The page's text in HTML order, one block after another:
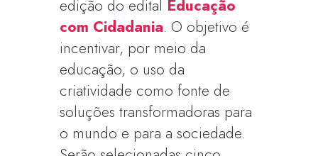
edição do edital Educação
com Cidadania. O objetivo é
incentivar, por meio da
educação, o uso da
criatividade como fonte de
soluções transformadoras para
o mundo e para a sociedade.